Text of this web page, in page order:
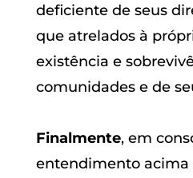
deficiente de seus
que atrelados à
existência e
comunidades e de
Finalmente, em
entendimento acima